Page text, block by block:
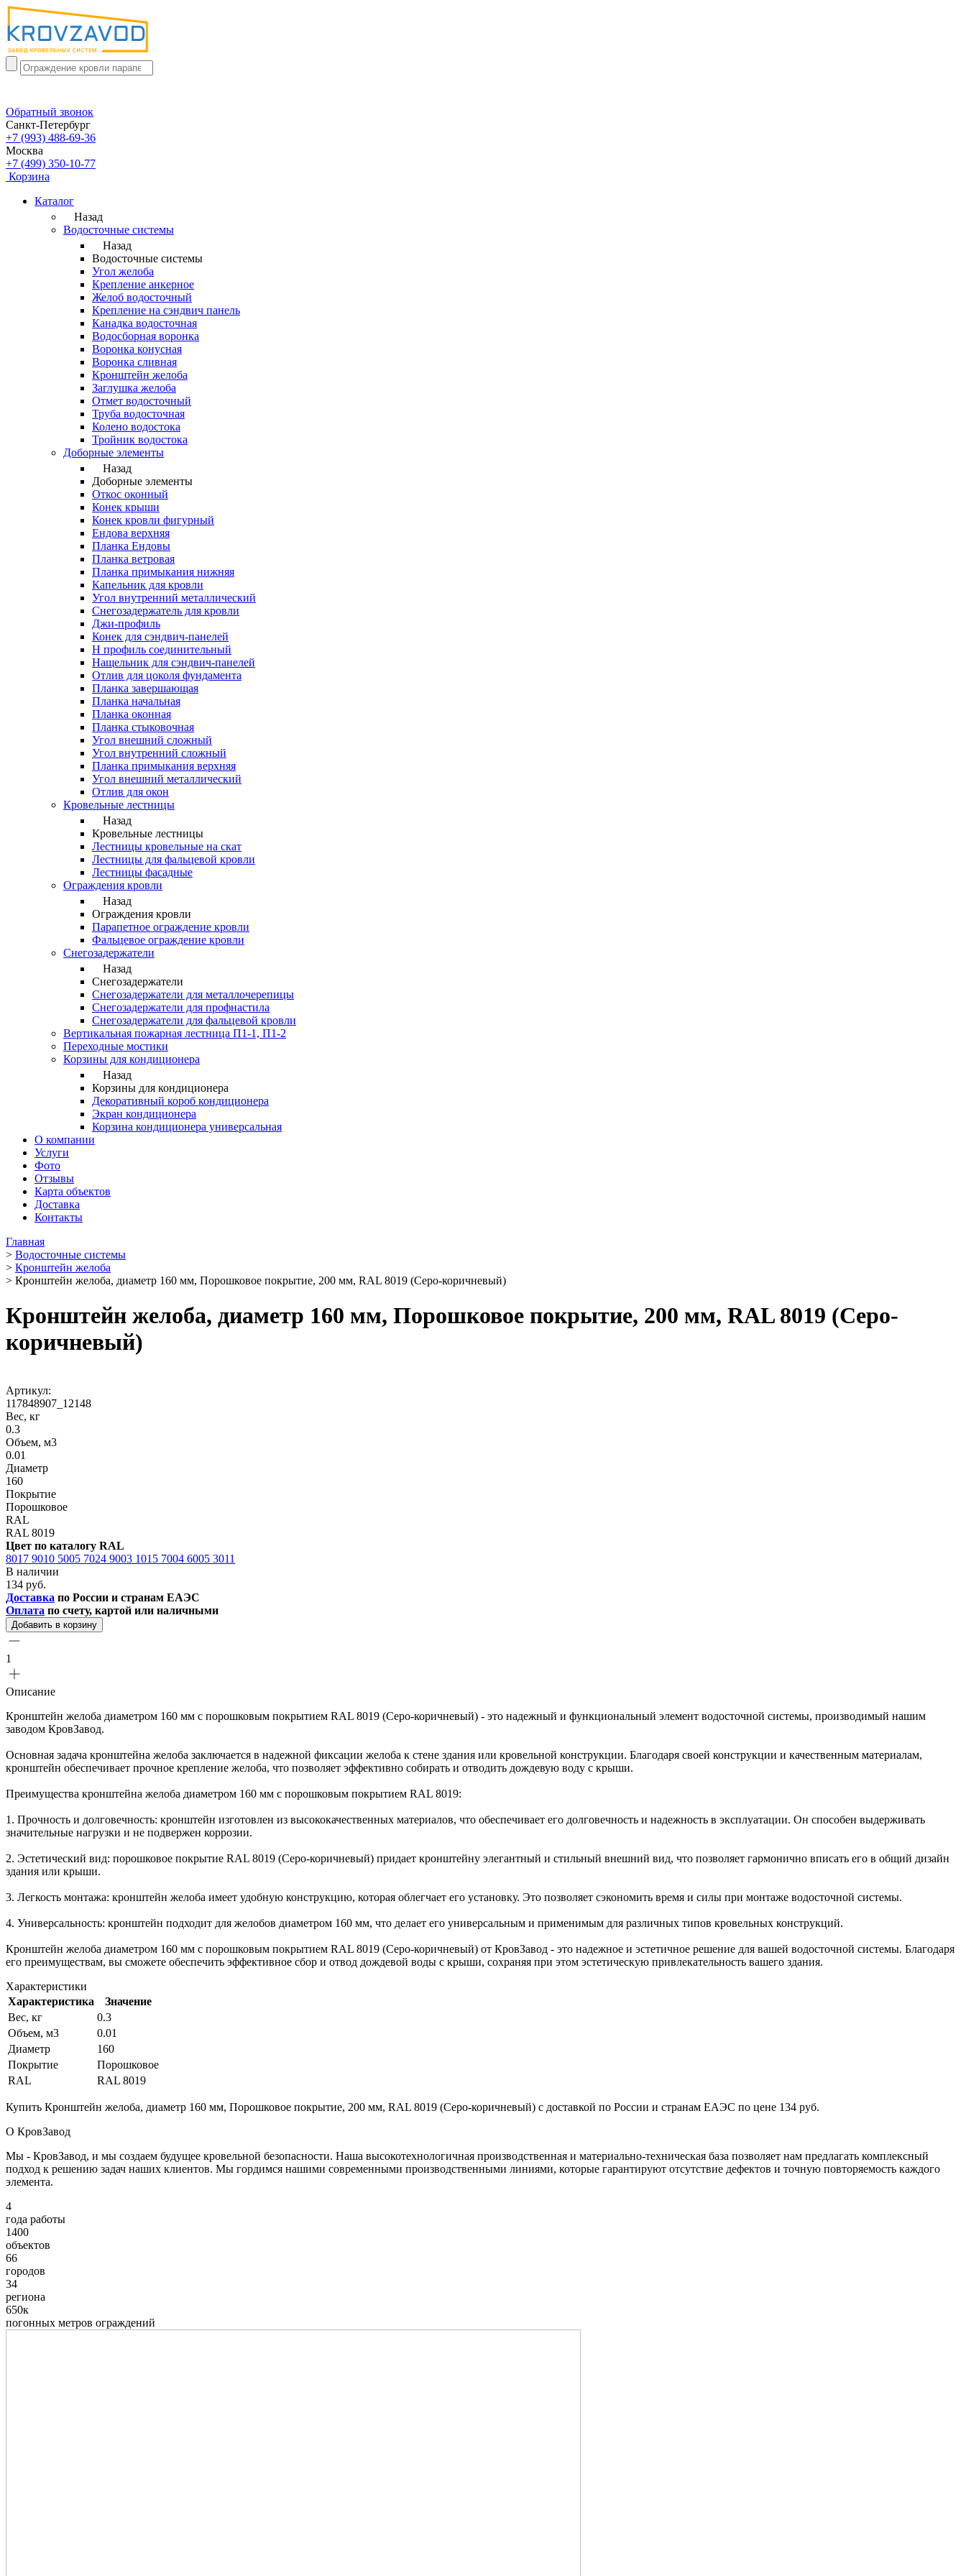
Обратный звонок
Санкт-Петербург
+7 (993) 488-69-36
Москва
+7 (499) 350-10-77
Корзина
Каталог
Назад
Водосточные системы
Назад
Водосточные системы
Угол желоба
Крепление анкерное
Желоб водосточный
Крепление на сэндвич панель
Канадка водосточная
Водосборная воронка
Воронка конусная
Воронка сливная
Кронштейн желоба
Заглушка желоба
Отмет водосточный
Труба водосточная
Колено водостока
Тройник водостока
Доборные элементы
Назад
Доборные элементы
Откос оконный
Конек крыши
Конек кровли фигурный
Ендова верхняя
Планка Ендовы
Планка ветровая
Планка примыкания нижняя
Капельник для кровли
Угол внутренний металлический
Снегозадержатель для кровли
Джи-профиль
Конек для сэндвич-панелей
Н профиль соединительный
Нащельник для сэндвич-панелей
Отлив для цоколя фундамента
Планка завершающая
Планка начальная
Планка оконная
Планка стыковочная
Угол внешний сложный
Угол внутренний сложный
Планка примыкания верхняя
Угол внешний металлический
Отлив для окон
Кровельные лестницы
Назад
Кровельные лестницы
Лестницы кровельные на скат
Лестницы для фальцевой кровли
Лестницы фасадные
Ограждения кровли
Назад
Ограждения кровли
Парапетное ограждение кровли
Фальцевое ограждение кровли
Снегозадержатели
Назад
Снегозадержатели
Снегозадержатели для металлочерепицы
Снегозадержатели для профнастила
Снегозадержатели для фальцевой кровли
Вертикальная пожарная лестница П1-1, П1-2
Переходные мостики
Корзины для кондиционера
Назад
Корзины для кондиционера
Декоративный короб кондиционера
Экран кондиционера
Корзина кондиционера универсальная
О компании
Услуги
Фото
Отзывы
Карта объектов
Доставка
Контакты
Главная
> Водосточные системы
> Кронштейн желоба
> Кронштейн желоба, диаметр 160 мм, Порошковое покрытие, 200 мм, RAL 8019 (Серо-коричневый)
Кронштейн желоба, диаметр 160 мм, Порошковое покрытие, 200 мм, RAL 8019 (Серо-
коричневый)
Артикул:
117848907_12148
Вес, кг
0.3
Объем, м3
0.01
Диаметр
160
Покрытие
Порошковое
RAL
RAL 8019
Цвет по каталогу RAL
8017 9010 5005 7024 9003 1015 7004 6005 3011
В наличии
134 руб.
Доставка по России и странам ЕАЭС
Оплата по счету, картой или наличными
Добавить в корзину
1
Описание
Кронштейн желоба диаметром 160 мм с порошковым покрытием RAL 8019 (Серо-коричневый) - это надежный и функциональный элемент водосточной системы, производимый нашим
заводом КровЗавод.
Основная задача кронштейна желоба заключается в надежной фиксации желоба к стене здания или кровельной конструкции. Благодаря своей конструкции и качественным материалам,
кронштейн обеспечивает прочное крепление желоба, что позволяет эффективно собирать и отводить дождевую воду с крыши.
Преимущества кронштейна желоба диаметром 160 мм с порошковым покрытием RAL 8019:
1. Прочность и долговечность: кронштейн изготовлен из высококачественных материалов, что обеспечивает его долговечность и надежность в эксплуатации. Он способен выдерживать
значительные нагрузки и не подвержен коррозии.
2. Эстетический вид: порошковое покрытие RAL 8019 (Серо-коричневый) придает кронштейну элегантный и стильный внешний вид, что позволяет гармонично вписать его в общий дизайн
здания или крыши.
3. Легкость монтажа: кронштейн желоба имеет удобную конструкцию, которая облегчает его установку. Это позволяет сэкономить время и силы при монтаже водосточной системы.
4. Универсальность: кронштейн подходит для желобов диаметром 160 мм, что делает его универсальным и применимым для различных типов кровельных конструкций.
Кронштейн желоба диаметром 160 мм с порошковым покрытием RAL 8019 (Серо-коричневый) от КровЗавод - это надежное и эстетичное решение для вашей водосточной системы. Благодаря
его преимуществам, вы сможете обеспечить эффективное сбор и отвод дождевой воды с крыши, сохраняя при этом эстетическую привлекательность вашего здания.
Характеристики
Характеристика
Значение
Вес, кг
0.3
Объем, м3
0.01
Диаметр
160
Покрытие
Порошковое
RAL
RAL 8019
Купить Кронштейн желоба, диаметр 160 мм, Порошковое покрытие, 200 мм, RAL 8019 (Серо-коричневый) с доставкой по России и странам ЕАЭС по цене 134 руб.
О КровЗавод
Мы - КровЗавод, и мы создаем будущее кровельной безопасности. Наша высокотехнологичная производственная и материально-техническая база позволяет нам предлагать комплексный
подход к решению задач наших клиентов. Мы гордимся нашими современными производственными линиями, которые гарантируют отсутствие дефектов и точную повторяемость каждого
элемента.
4
года работы
1400
объектов
66
городов
34
региона
650к
погонных метров ограждений